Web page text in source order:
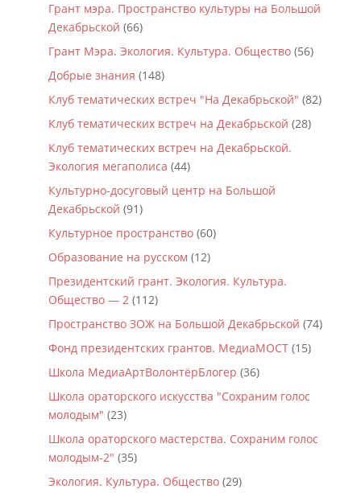
Грант мэра. Пространство культуры на Большой
Декабрьской (66)
Грант Мэра. Экология. Культура. Общество(56)
Добрые знания (148)
Клуб тематических встреч "На Декабрьской" (82)
Клуб тематических встреч на Декабрьской (28)
Клуб тематических встреч на Декабрьской.
Экология мегаполиса (44)
Культурно-досуговый центр на Большой
Декабрьской (91)
Культурное пространство(60)
Образование на русском (12)
Президентский грант. Экология. Культура.
Общество — 2(112)
Пространство ЗОЖ на Большой Декабрьской (74)
Фонд президентских грантов. МедиаМОСТ(15)
Школа МедиаАртВолонтёрБлогер (36)
Школа ораторского искусства "Сохраним голос
молодым" (23)
Школа ораторского мастерства. Сохраним голос
молодым-2" (35)
Экология. Культура. Общество(29)